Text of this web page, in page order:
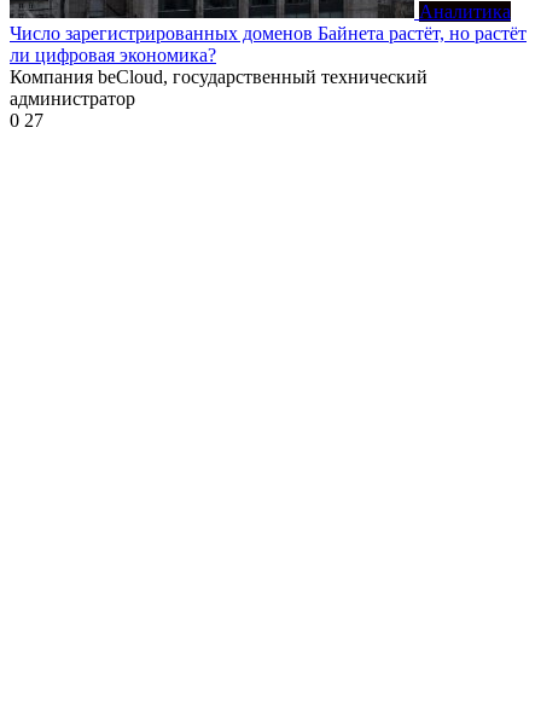
Аналитика
Число зарегистрированных доменов Байнета растёт, но растёт
ли цифровая экономика?
Компания beCloud, государственный технический
администратор
0 27